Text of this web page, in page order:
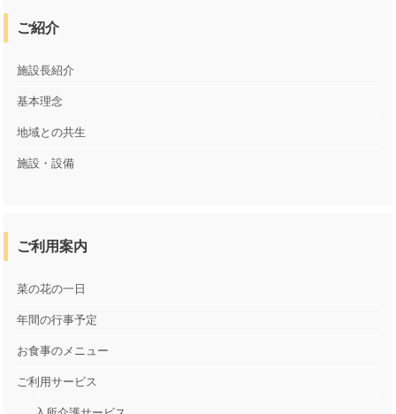
ご紹介
施設長紹介
基本理念
地域との共生
施設・設備
ご利用案内
菜の花の一日
年間の行事予定
お食事のメニュー
ご利用サービス